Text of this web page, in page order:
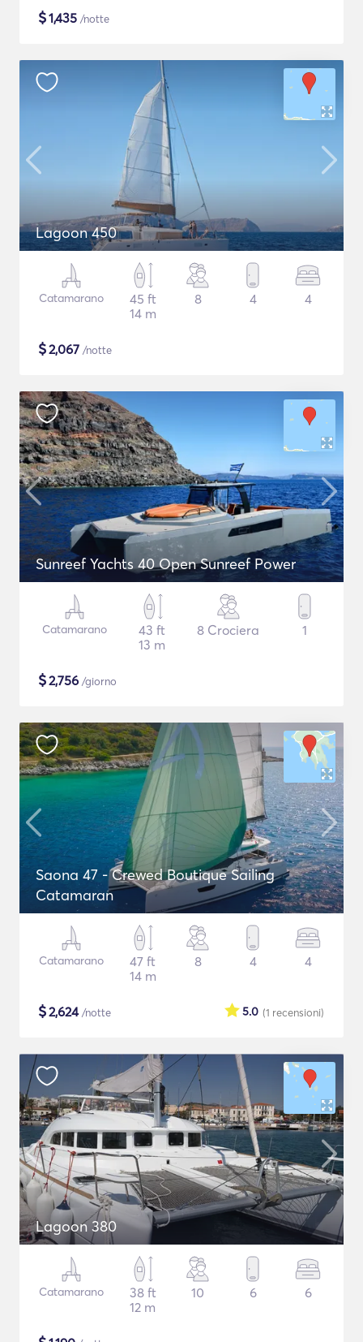
$1,435 /notte
Lagoon 450
Catamarano
45 ft
14 m
8 4 4
$2,067 /notte
Sunreef Yachts 40 Open Sunreef Power
Catamarano
43 ft
13 m
8 Crociera 1
$2,756 /giorno
Saona 47 - Crewed Boutique Sailing
Catamaran
Catamarano
47 ft
14 m
8 4 4
$2,624/notte (1 recensioni)
5.0
Lagoon 380
Catamarano
38 ft
12 m
10 6 6